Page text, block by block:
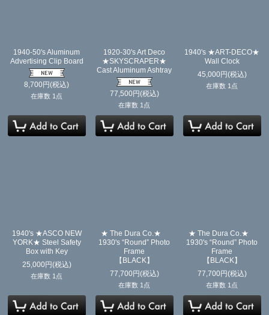
1940-50's Aluminum
Advertising Clip Board
8,700円(税込)
在庫数 1点
1920-30's Art Deco
★SKYSCRAPER★
Cast Aluminum Ashtray
77,500円(税込)
在庫数 1点
1940's ★ART-DECO★
Wall Clock
45,000円(税込)
在庫数 1点
1940's ★ASCO NEW
YORK★ Steel Safety
Box with Key
25,000円(税込)
在庫数 1点
★ The Dura Co.★
1930's “Round” Photo
Frame
【BLACK】
77,700円(税込)
在庫数 1点
★ The Dura Co.★
1930's “Round” Photo
Frame
【BLACK】
77,700円(税込)
在庫数 1点